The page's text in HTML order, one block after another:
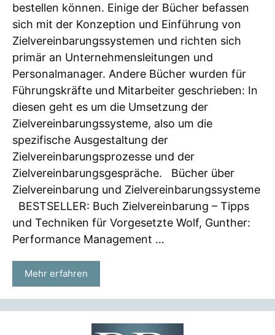
bestellen können. Einige der Bücher befassen
sich mit der Konzeption und Einführung von
Zielvereinbarungssystemen und richten sich
primär an Unternehmensleitungen und
Personalmanager. Andere Bücher wurden für
Führungskräfte und Mitarbeiter geschrieben: In
diesen geht es um die Umsetzung der
Zielvereinbarungssysteme, also um die
spezifische Ausgestaltung der
Zielvereinbarungsprozesse und der
Zielvereinbarungsgespräche. Bücher über
Zielvereinbarung und Zielvereinbarungssysteme
BESTSELLER: Buch Zielvereinbarung – Tipps
und Techniken für Vorgesetzte Wolf, Gunther:
Performance Management …
Mehr erfahren